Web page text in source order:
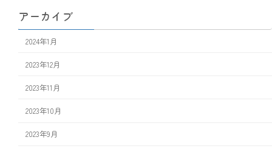
アーカイブ
2024年1月
2023年12月
2023年11月
2023年10月
2023年9月